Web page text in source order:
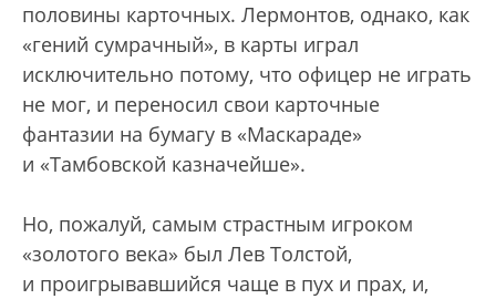
половины карточных. Лермонтов, однако, как
«гений сумрачный», в карты играл
исключительно потому, что офицер не играть
не мог, и переносил свои карточные
фантазии на бумагу в «Маскараде»
и «Тамбовской казначейше».
Но, пожалуй, самым страстным игроком
«золотого века» был Лев Толстой,
и проигрывавшийся чаще в пух и прах, и,